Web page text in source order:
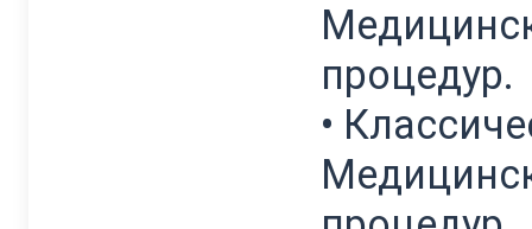
процедур.
•